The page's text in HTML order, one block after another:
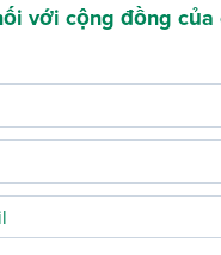
với cộng đồng của